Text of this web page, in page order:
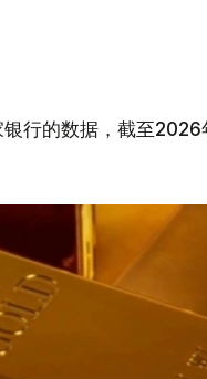
银行的数据，截至